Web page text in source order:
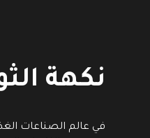
نكهة
في عالم الصناعات